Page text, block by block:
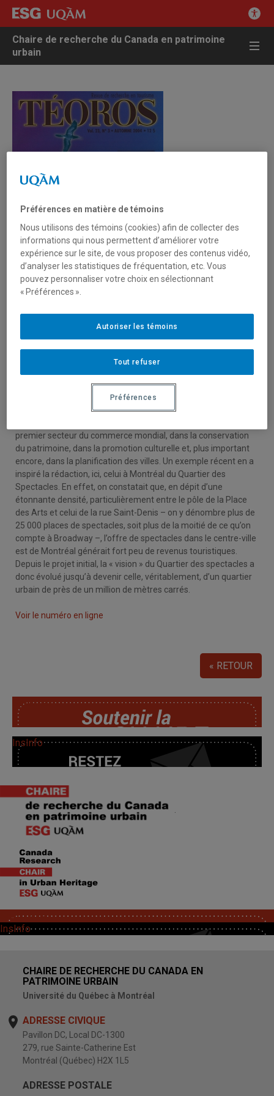
Chaire de recherche du Canada en patrimoine
urbain
Le touriste et l’urbaniste (deuxième partie),
(deuxième partie), Téoros, vol. 23, no. 3, p. 65-69.
Cet article est le dernier d’une série de deux qui proposent de
premier secteur du commerce mondial, dans la conservation
du patrimoine, dans la promotion culturelle et, plus important
encore, dans la planification des villes. Un exemple récent en a
inspiré la rédaction, ici, celui à Montréal du Quartier des
Spectacles. En effet, on constatait que, en dépit d’une
étonnante densité, particulièrement entre le pôle de la Place
des Arts et celui de la rue Saint-Denis – on y dénombre plus de
25 000 places de spectacles, soit plus de la moitié de ce qu’on
compte à Broadway –, l’offre de spectacles dans le centre-ville
est de Montréal générait fort peu de revenus touristiques.
Depuis le projet initial, la « vision » du Quartier des spectacles a
donc évolué jusqu’à devenir celle, véritablement, d’un quartier
urbain de près de un million de mètres carrés.
Voir le numéro en ligne
« RETOUR
SoutChaire
InsInfo
SoutChaire
InsInfo
CHAIRE DE RECHERCHE DU CANADA EN
PATRIMOINE URBAIN
Université du Québec à Montréal
ADRESSE CIVIQUE
Pavillon DC, Local DC-1300
279, rue Sainte-Catherine Est
Montréal (Québec) H2X 1L5
ADRESSE POSTALE
Préférences en matière de témoins
Nous utilisons des témoins (cookies) afin de collecter des
informations qui nous permettent d’améliorer votre
expérience sur le site, de vous proposer des contenus vidéo,
d’analyser les statistiques de fréquentation, etc. Vous
pouvez personnaliser votre choix en sélectionnant
« Préférences ».
Tout refuser
Autoriser les témoins
Préférences